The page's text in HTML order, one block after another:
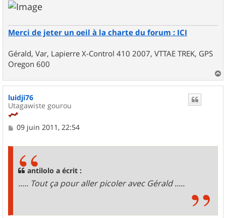
Merci de jeter un oeil à la charte du forum : ICI
Gérald, Var, Lapierre X-Control 410 2007, VTTAE TREK, GPS
Oregon 600
a
luidji76
Utagawiste gourou
M
09 juin 2011, 22:54
antilolo a écrit :
..... Tout ça pour aller picoler avec Gérald .....